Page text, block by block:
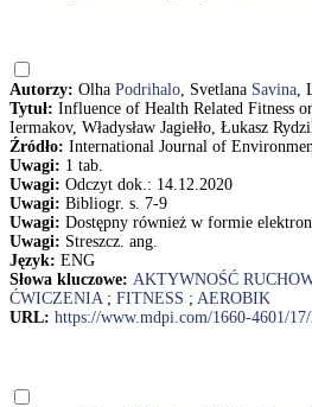
Autorzy: Olha Podrihalo, Svetlana Savina,
Tytuł: Influence of Health Related Fitness
Iermakov, Władysław Jagiełło, Łukasz
Źródło: International Journal of
Uwagi: 1 tab.
Uwagi: Odczyt dok.: 14.12.2020
Uwagi: Bibliogr. s. 7-9
Uwagi: Dostępny również w formie
Uwagi: Streszcz. ang.
Język: ENG
Słowa kluczowe: AKTYWNOŚĆ
ĆWICZENIA; FITNESS ; AEROBIK
URL: https://www.mdpi.com/1660-4601/